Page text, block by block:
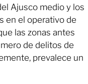
Ajusco medio y los
en el operativo de
las zonas antes
de delitos de
prevalece un